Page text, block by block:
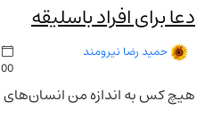
دعا برای افراد باسلیقه
حمید رضا نیرومند
هیچ کس به اندازه من انسان‌های